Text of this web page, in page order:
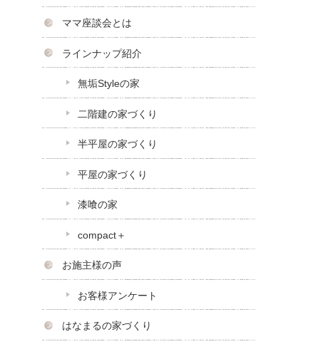
ママ座談会とは
ラインナップ紹介
無垢Styleの家
二階建の家づくり
半平屋の家づくり
平屋の家づくり
漆喰の家
compact＋
お施主様の声
お客様アンケート
はなまるの家づくり